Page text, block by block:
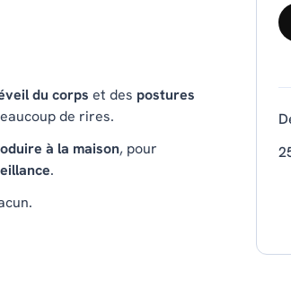
du corps et des postures
de rires.
à la maison, pour
.